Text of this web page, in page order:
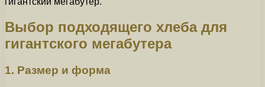
Выбор подходящего хлеба для
гигантского мегабутера
1. Размер и форма